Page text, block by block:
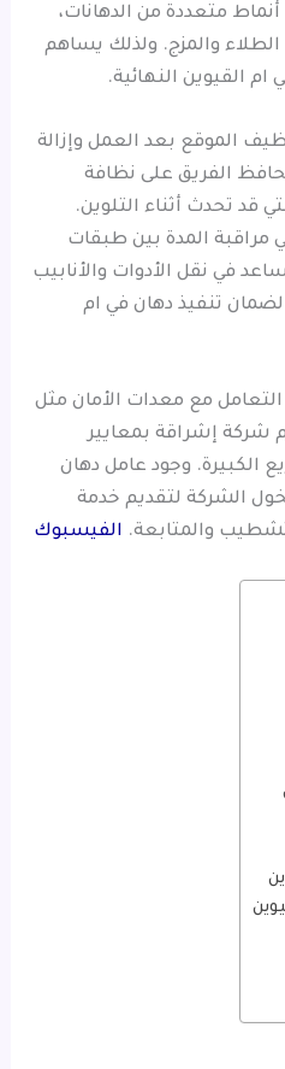
متعددة من الدهانات،
والمزج. ولذلك يساهم
القيوين النهائية.
الموقع بعد العمل وإزالة
الفريق على نظافة
قد تحدث أثناء التلوين.
مراقبة المدة بين طبقات
في نقل الأدوات والأنابيب
تنفيذ دهان في ام
مع معدات الأمان مثل
شركة إشراقة بمعايير
الكبيرة. وجود عامل دهان
الشركة لتقديم خدمة
والمتابعة. الفيسبوك